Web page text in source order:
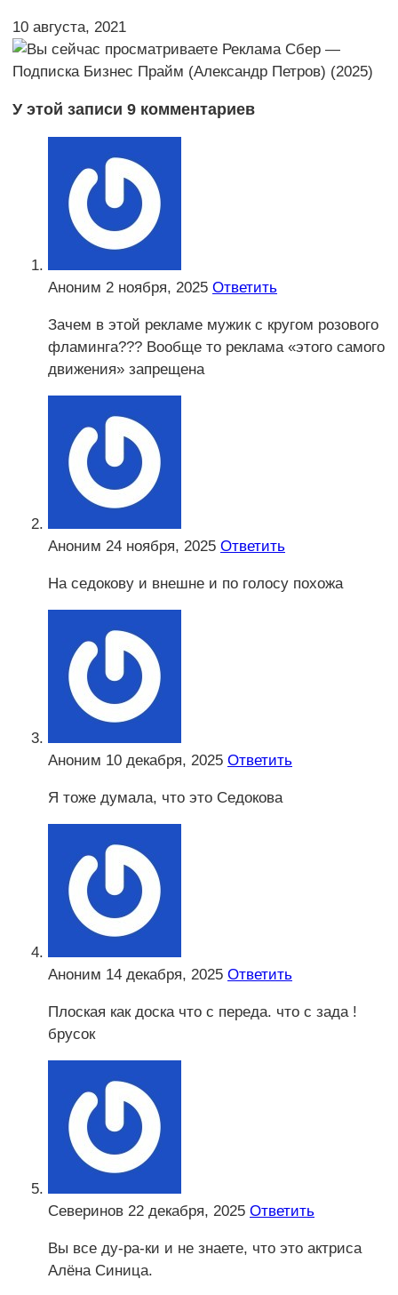
10 августа, 2021
У этой записи 9 комментариев
Аноним 2 ноября, 2025 Ответить
Зачем в этой рекламе мужик с кругом розового
фламинга??? Вообще то реклама «этого самого
движения» запрещена
Аноним 24 ноября, 2025 Ответить
На седокову и внешне и по голосу похожа
Аноним 10 декабря, 2025 Ответить
Я тоже думала, что это Седокова
Аноним 14 декабря, 2025 Ответить
Плоская как доска что с переда. что с зада !
брусок
Северинов 22 декабря, 2025 Ответить
Вы все ду-ра-ки и не знаете, что это актриса
Алёна Синица.